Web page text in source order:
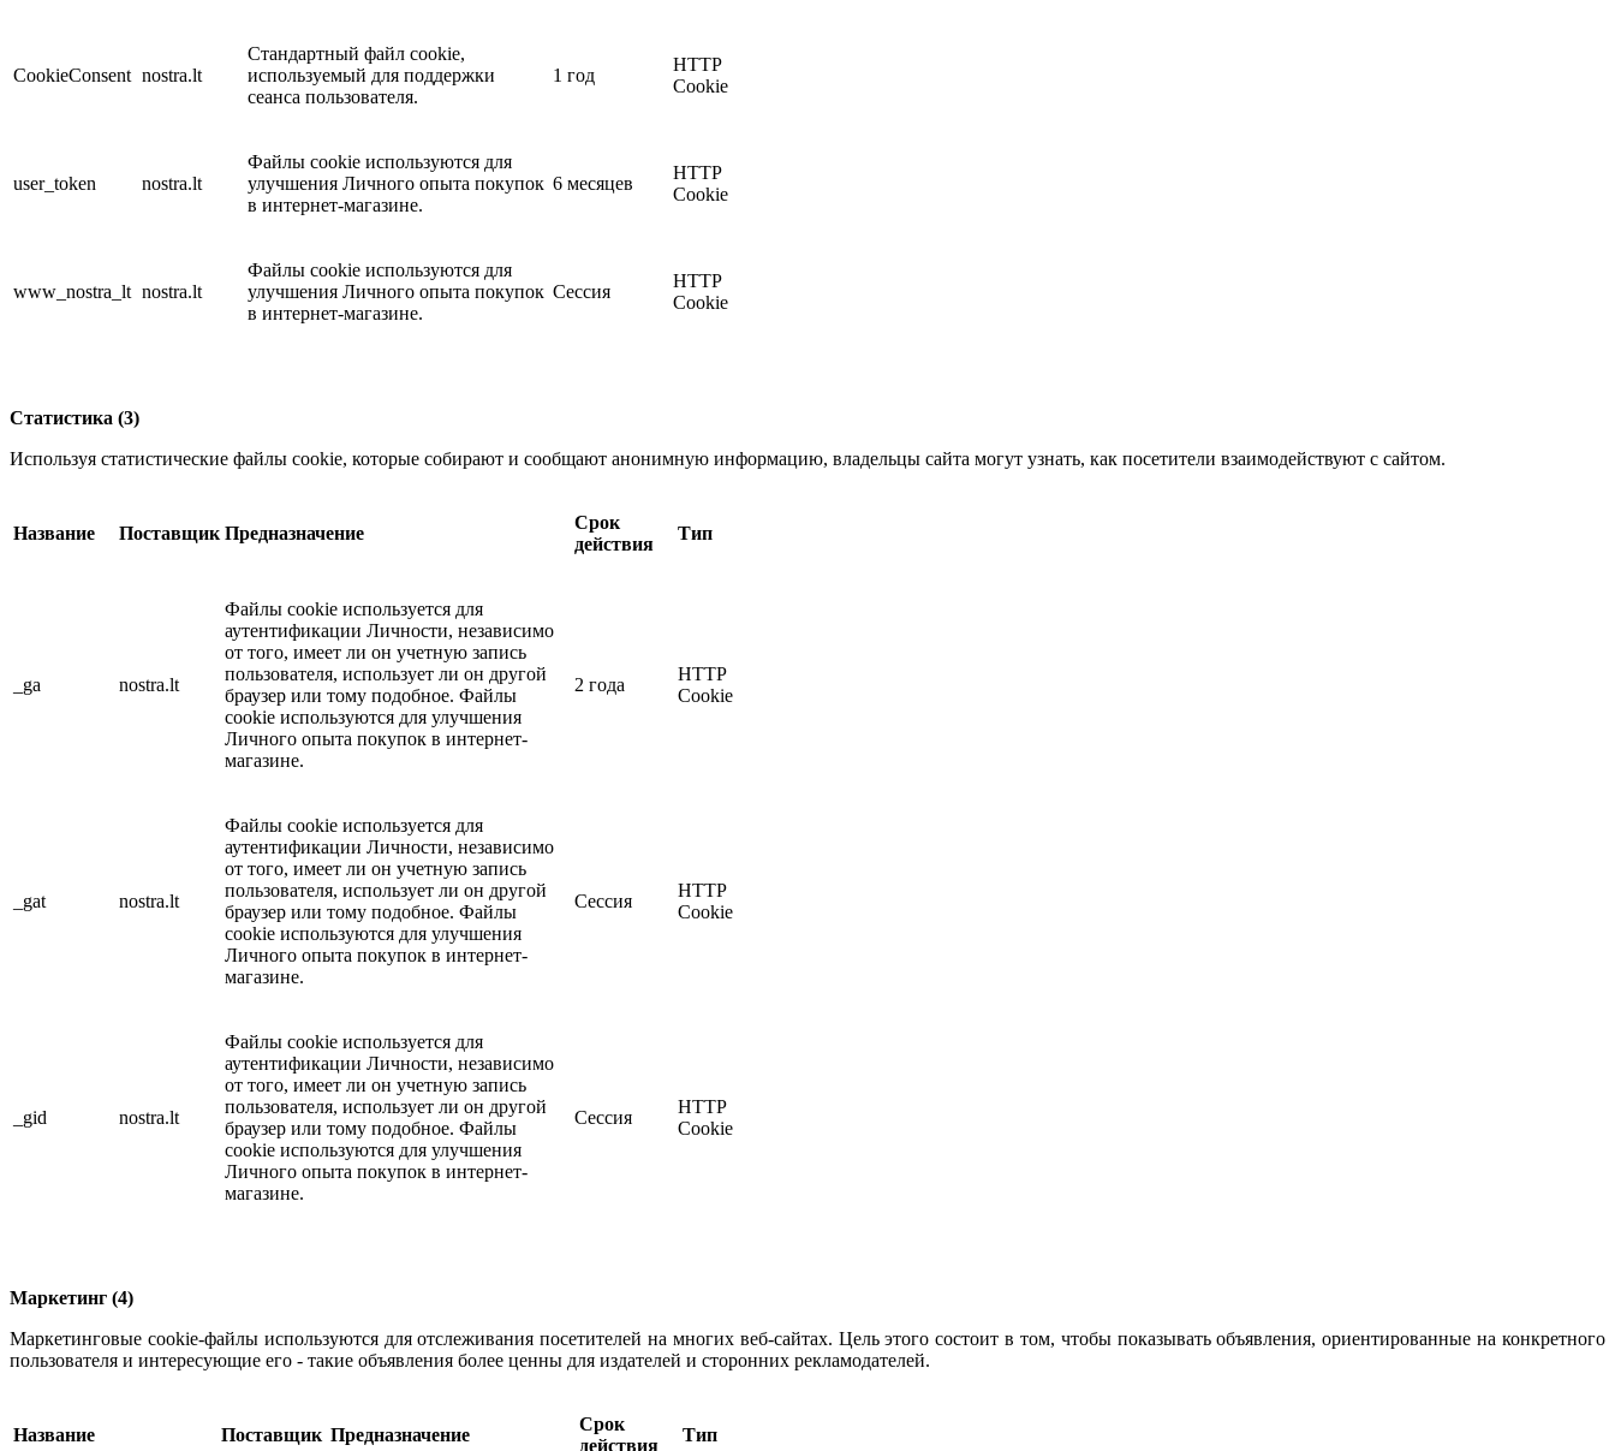
CookieConsent nostra.lt
Стандартный файл cookie,
используемый для поддержки
сеанса пользователя.
1 год
HTTP
Cookie
user_token nostra.lt
Файлы cookie используются для
улучшения Личного опыта покупок
в интернет-магазине.
6 месяцев
HTTP
Cookie
www_nostra_lt nostra.lt
Файлы cookie используются для
улучшения Личного опыта покупок
в интернет-магазине.
Сессия
HTTP
Cookie
Статистика (3)
Используя статистические файлы cookie, которые собирают и сообщают анонимную информацию, владельцы сайта могут узнать, как посетители взаимодействуют с сайтом.
Название Поставщик Предназначение
Срок
действия
Тип
_ga nostra.lt
Файлы cookie используется для
аутентификации Личности, независимо
от того, имеет ли он учетную запись
пользователя, использует ли он другой
браузер или тому подобное. Файлы
cookie используются для улучшения
Личного опыта покупок в интернет-
магазине.
2 года
HTTP
Cookie
_gat nostra.lt
Файлы cookie используется для
аутентификации Личности, независимо
от того, имеет ли он учетную запись
пользователя, использует ли он другой
браузер или тому подобное. Файлы
cookie используются для улучшения
Личного опыта покупок в интернет-
магазине.
Сессия
HTTP
Cookie
_gid nostra.lt
Файлы cookie используется для
аутентификации Личности, независимо
от того, имеет ли он учетную запись
пользователя, использует ли он другой
браузер или тому подобное. Файлы
cookie используются для улучшения
Личного опыта покупок в интернет-
магазине.
Сессия
HTTP
Cookie
Маркетинг (4)
Маркетинговые cookie-файлы используются для отслеживания посетителей на многих веб-сайтах. Цель этого состоит в том, чтобы показывать объявления, ориентированные на конкретного
пользователя и интересующие его - такие объявления более ценны для издателей и сторонних рекламодателей.
Название Поставщик Предназначение
Срок
действия
Тип